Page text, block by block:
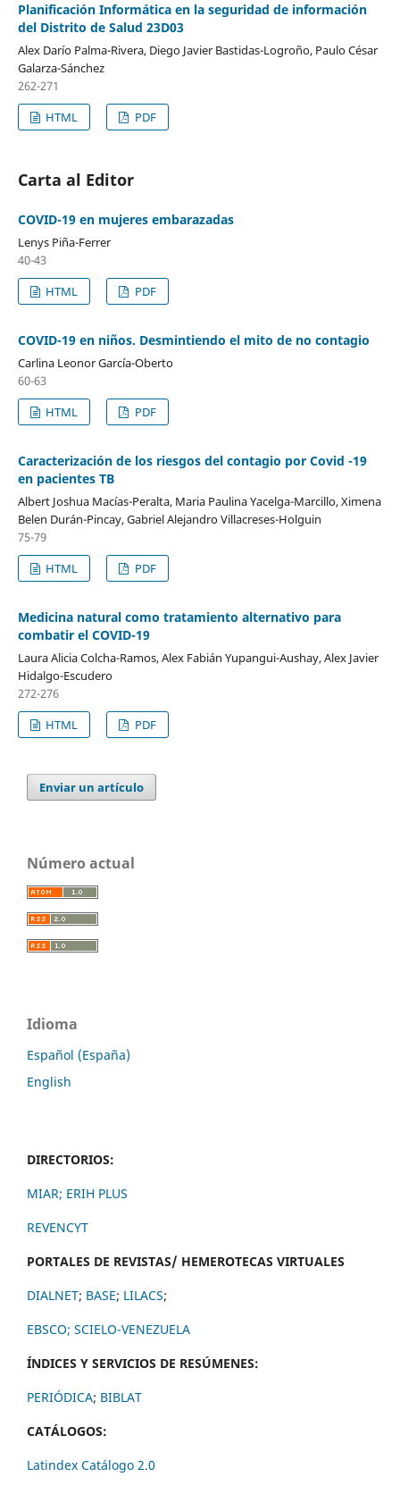
Planificación Informática en la seguridad de información
del Distrito de Salud 23D03
Alex Darío Palma-Rivera, Diego Javier Bastidas-Logroño, Paulo César
Galarza-Sánchez
262-271
HTML
PDF
Carta al Editor
COVID-19 en mujeres embarazadas
Lenys Piña-Ferrer
40-43
HTML
PDF
COVID-19 en niños. Desmintiendo el mito de no contagio
Carlina Leonor García-Oberto
60-63
HTML
PDF
Caracterización de los riesgos del contagio por Covid -19
en pacientes TB
Albert Joshua Macías-Peralta, Maria Paulina Yacelga-Marcillo, Ximena
Belen Durán-Pincay, Gabriel Alejandro Villacreses-Holguin
75-79
HTML
PDF
Medicina natural como tratamiento alternativo para
combatir el COVID-19
Laura Alicia Colcha-Ramos, Alex Fabián Yupangui-Aushay, Alex Javier
Hidalgo-Escudero
272-276
HTML
PDF
Enviar un artículo
Número actual
Idioma
Español (España)
English
DIRECTORIOS:
MIAR; ERIH PLUS
REVENCYT
PORTALES DE REVISTAS/ HEMEROTECAS VIRTUALES
DIALNET; BASE; LILACS;
EBSCO; SCIELO-VENEZUELA
ÍNDICES Y SERVICIOS DE RESÚMENES:
PERIÓDICA; BIBLAT
CATÁLOGOS:
Latindex Catálogo 2.0